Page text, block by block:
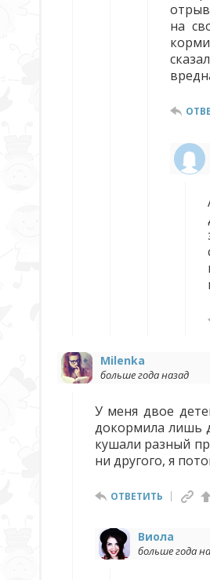
на
Milenka
больше года назад
У меня двое
докормила лишь
кушали разный
ни другого, я
ОТВЕТИТЬ
Виола
больше года